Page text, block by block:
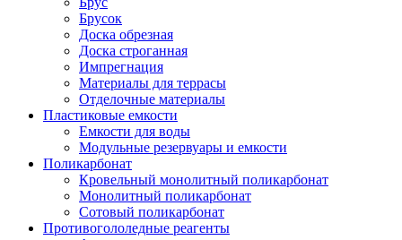
Брусок
Доска обрезная
Доска строганная
Импрегнация
Материалы для террасы
Отделочные материалы
Пластиковые емкости
Емкости для воды
Модульные резервуары и емкости
Поликарбонат
Кровельный монолитный поликарбонат
Монолитный поликарбонат
Сотовый поликарбонат
Противогололедные реагенты